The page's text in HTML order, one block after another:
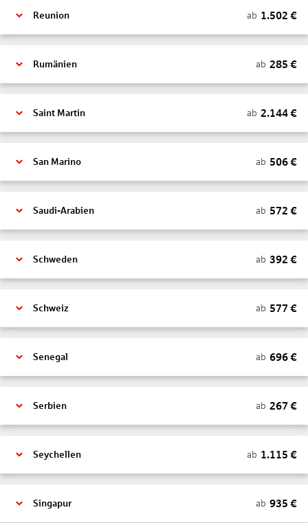
Reunion ab 1.502 €
Rumänien ab 285 €
Saint Martin ab 2.144€
San Marino ab 506€
Saudi-Arabien ab 572 €
Schweden ab 392 €
Schweiz ab 577 €
Senegal ab 696€
Serbien ab 267 €
Seychellen ab 1.115 €
Singapur ab 935 €